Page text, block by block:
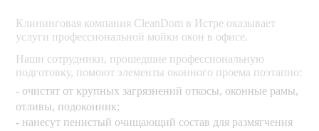
Клининговая компания CleanDom в Истре оказывает
услуги профессиональной мойки окон в офисе.
Наши сотрудники, прошедшие профессиональную
подготовку, помоют элементы оконного проема поэтапно:
- очистят от крупных загрязнений откосы, оконные рамы,
отливы, подоконник;
- нанесут пенистый очищающий состав для размягчения